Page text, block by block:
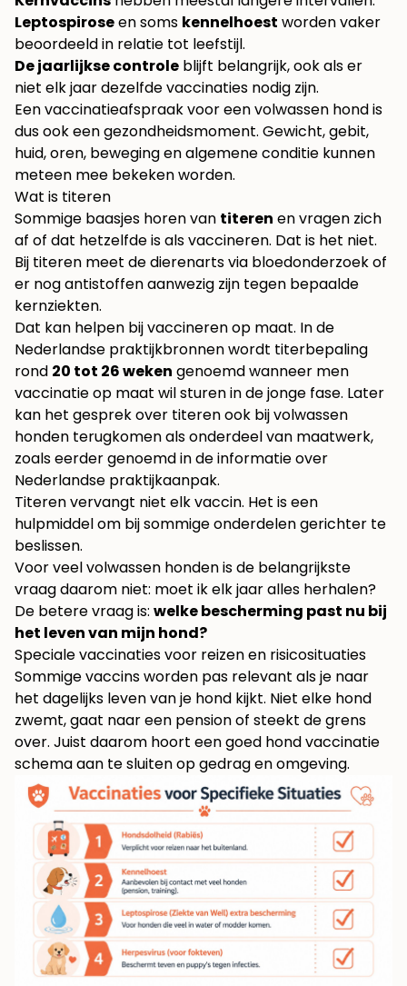
Leptospiroseen soms kennelhoest worden vaker
beoordeeld in relatie tot leefstijl.
De jaarlijkse controle blijft belangrijk, ook als er
niet elk jaar dezelfde vaccinaties nodig zijn.
Een vaccinatieafspraak voor een volwassen hond is
dus ook een gezondheidsmoment. Gewicht, gebit,
huid, oren, beweging en algemene conditie kunnen
meteen mee bekeken worden.
Wat is titeren
Sommige baasjes horen van titeren en vragen zich
af of dat hetzelfde is als vaccineren. Dat is het niet.
Bij titeren meet de dierenarts via bloedonderzoek of
er nog antistoffen aanwezig zijn tegen bepaalde
kernziekten.
Dat kan helpen bij vaccineren op maat. In de
Nederlandse praktijkbronnen wordt titerbepaling
rond 20 tot 26 weken genoemd wanneer men
vaccinatie op maat wil sturen in de jonge fase. Later
kan het gesprek over titeren ook bij volwassen
honden terugkomen als onderdeel van maatwerk,
zoals eerder genoemd in de informatie over
Nederlandse praktijkaanpak.
Titeren vervangt niet elk vaccin. Het is een
hulpmiddel om bij sommige onderdelen gerichter te
beslissen.
Voor veel volwassen honden is de belangrijkste
vraag daarom niet: moet ik elk jaar alles herhalen?
De betere vraag is: welke bescherming past nu bij
het leven van mijn hond?
Speciale vaccinaties voor reizen en risicosituaties
Sommige vaccins worden pas relevant als je naar
het dagelijks leven van je hond kijkt. Niet elke hond
zwemt, gaat naar een pension of steekt de grens
over. Juist daarom hoort een goed hond vaccinatie
schema aan te sluiten op gedrag en omgeving.